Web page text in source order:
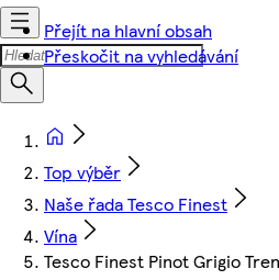
Přejít na hlavní obsah
Přeskočit na vyhledávání
Top výběr
Naše řada Tesco Finest
Vína
Tesco Finest Pinot Grigio